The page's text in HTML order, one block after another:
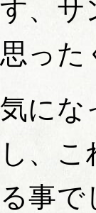
す、サ
思った
気にな
し、
る事で